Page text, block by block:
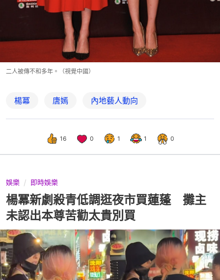
二人被傳不和多年。（視覺中國）
楊冪 唐嫣 內地藝人動向
16 0 1 1 0
娛樂 即時娛樂
楊冪新劇殺青低調逛夜市買蓮蓬 攤主
未認出本尊苦勸太貴別買